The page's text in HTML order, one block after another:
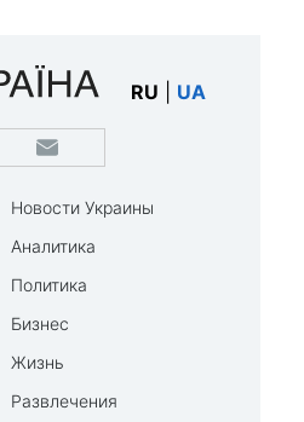
RU UA
Новости Украины
Аналитика
Политика
Бизнес
Жизнь
Развлечения